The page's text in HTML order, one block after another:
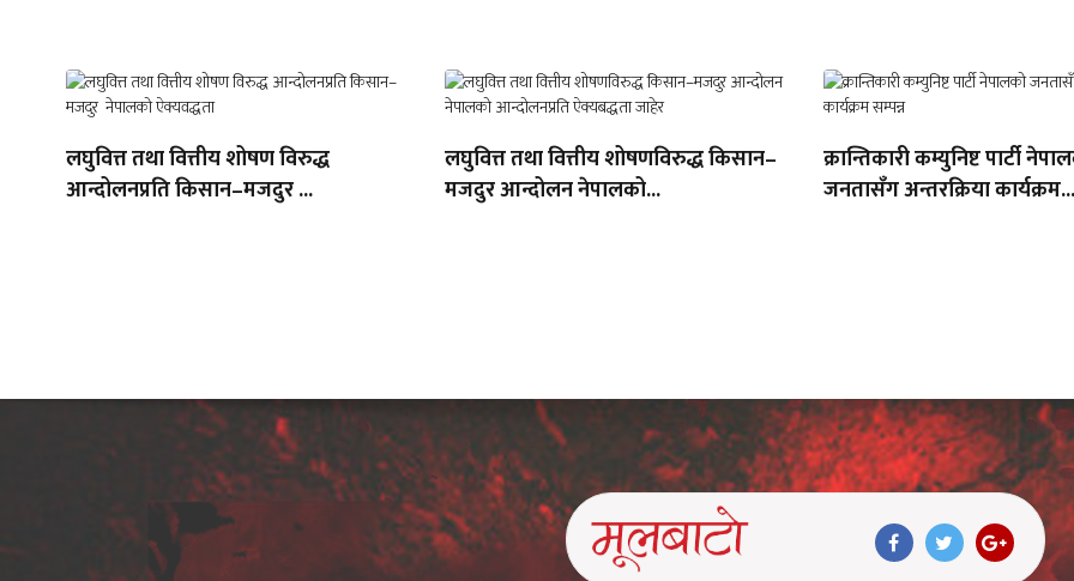
लघुवित्त तथा वित्तीय शोषण विरुद्ध
आन्दोलनप्रति किसान–मजदुर ...
लघुवित्त तथा वित्तीय शोषणविरुद्ध किसान–
मजदुर आन्दोलन नेपालको...
क्रान्तिकारी कम्युनिष्ट पार्टी
जनतासँग अन्तरक्रिया कार्यक्रम...